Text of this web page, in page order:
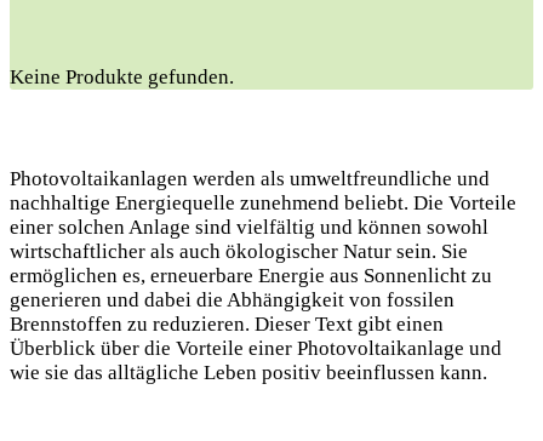
Keine Produkte gefunden.
Photovoltaikanlagen werden als umweltfreundliche und
nachhaltige Energiequelle zunehmend beliebt. Die Vorteile
einer solchen Anlage sind vielfältig und können sowohl
wirtschaftlicher als auch ökologischer Natur sein. Sie
ermöglichen es, erneuerbare Energie aus Sonnenlicht zu
generieren und dabei die Abhängigkeit von fossilen
Brennstoffen zu reduzieren. Dieser Text gibt einen
Überblick über die Vorteile einer Photovoltaikanlage und
wie sie das alltägliche Leben positiv beeinflussen kann.